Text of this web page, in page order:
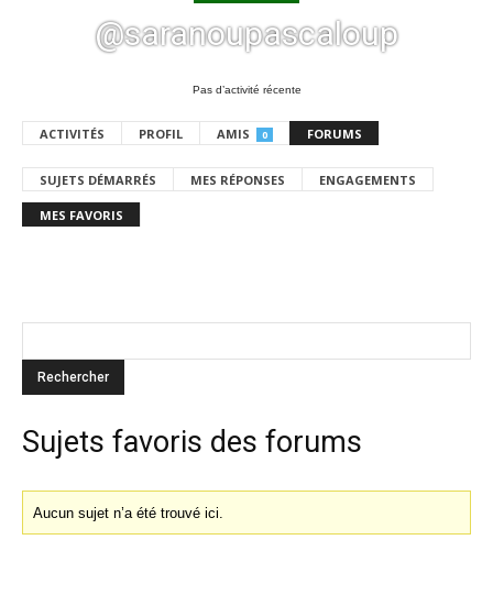
@saranoupascaloup
Pas d’activité récente
ACTIVITÉS PROFIL AMIS 0 FORUMS
SUJETS DÉMARRÉS MES RÉPONSES ENGAGEMENTS
MES FAVORIS
Sujets favoris des forums
Aucun sujet n’a été trouvé ici.